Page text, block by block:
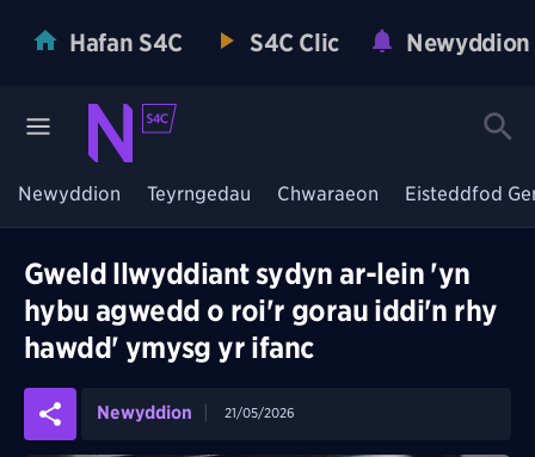
Hafan S4C S4C Clic Newyddion
Newyddion Teyrngedau Chwaraeon Eisteddfod
Gweld llwyddiant sydyn ar-lein 'yn
hybu agwedd o roi'r gorau iddi'n rhy
hawdd' ymysg yr ifanc
Newyddion 21/05/2026